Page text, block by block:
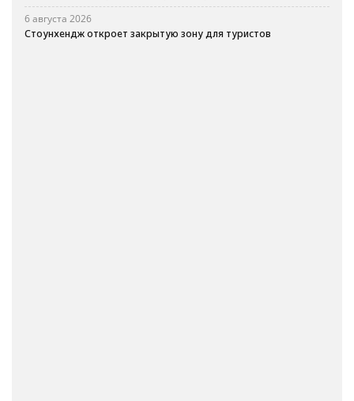
6 августа 2026
Стоунхендж откроет закрытую зону для туристов